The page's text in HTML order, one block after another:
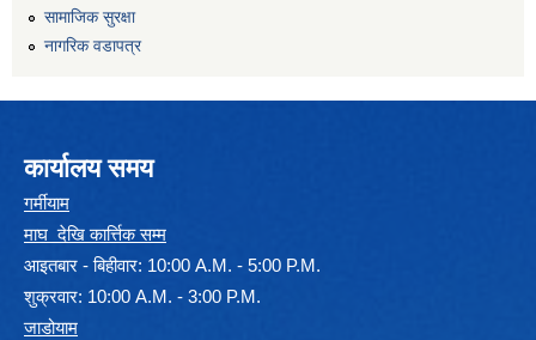
सामाजिक सुरक्षा
नागरिक वडापत्र
कार्यालय समय
गर्मीयाम
माघ देखि कार्त्तिक सम्म
आइतबार - बिहीवार: 10:00 A.M. - 5:00 P.M.
शुक्रवार: 10:00 A.M. - 3:00 P.M.
जाडोयाम